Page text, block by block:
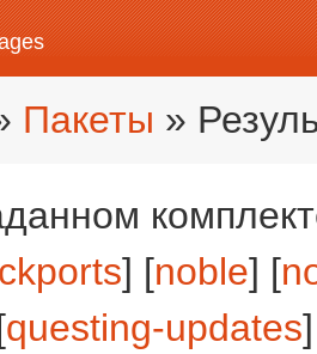
Пакеты »
] [noble] [
questing-updates